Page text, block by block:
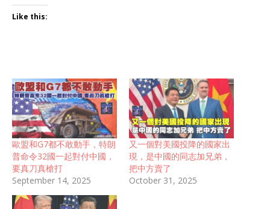
Like this:
歐盟和G7都不敢動手，特朗
普命令32國一起對付中國，
要真刀真槍打
September 14, 2025
又一個對美國投降的國家出
現，是中國的同志加兄弟，
把中方賣了
October 31, 2025